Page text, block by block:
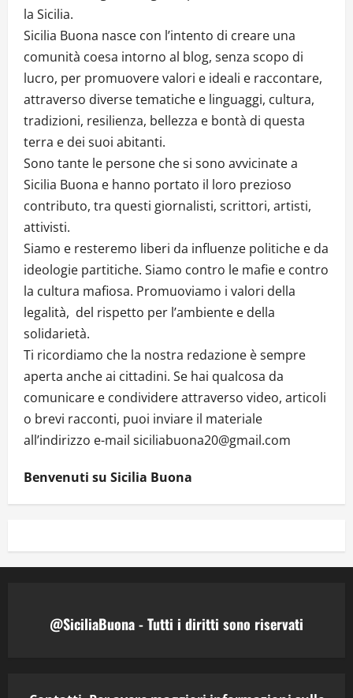
la Sicilia.
Sicilia Buona nasce con l’intento di creare una
comunità coesa intorno al blog, senza scopo di
lucro, per promuovere valori e ideali e raccontare,
attraverso diverse tematiche e linguaggi, cultura,
tradizioni, resilienza, bellezza e bontà di questa
terra e dei suoi abitanti.
Sono tante le persone che si sono avvicinate a
Sicilia Buona e hanno portato il loro prezioso
contributo, tra questi giornalisti, scrittori, artisti,
attivisti.
Siamo e resteremo liberi da influenze politiche e da
ideologie partitiche. Siamo contro le mafie e contro
la cultura mafiosa. Promuoviamo i valori della
legalità, del rispetto per l’ambiente e della
solidarietà.
Ti ricordiamo che la nostra redazione è sempre
aperta anche ai cittadini. Se hai qualcosa da
comunicare e condividere attraverso video, articoli
o brevi racconti, puoi inviare il materiale
all’indirizzo e-mail siciliabuona20@gmail.com
Benvenuti su Sicilia Buona
@SiciliaBuona - Tutti i diritti sono riservati